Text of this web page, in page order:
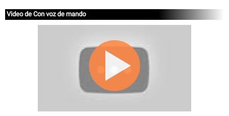
Video de Con voz de mando